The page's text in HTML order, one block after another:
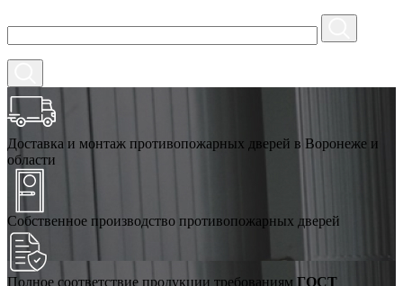
Доставка и монтаж противопожарных дверей в Воронеже и
области
Собственное производство противопожарных дверей
Полное соответствие продукции требованиям ГОСТ